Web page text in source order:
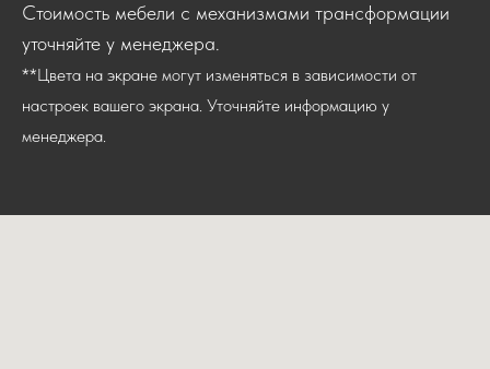
Стоимость мебели с механизмами трансформации
уточняйте у менеджера.
**Цвета на экране могут изменяться в зависимости от
настроек вашего экрана. Уточняйте информацию у
менеджера.